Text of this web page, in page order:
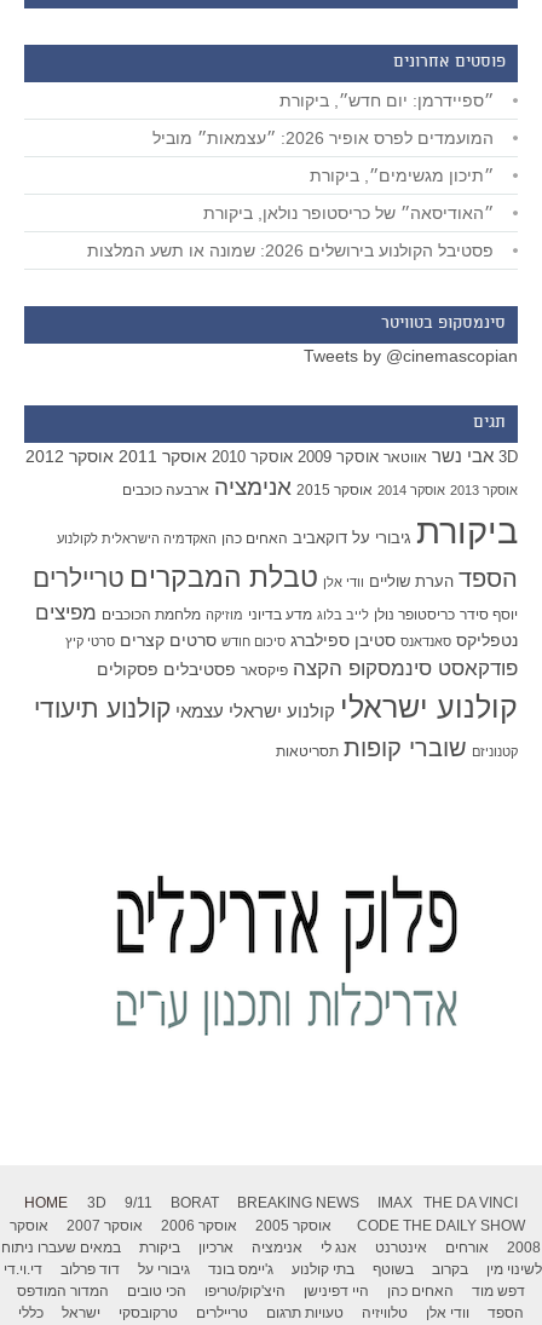
פוסטים אחרונים
״ספיידרמן: יום חדש״, ביקורת
המועמדים לפרס אופיר 2026: ״עצמאות״ מוביל
״תיכון מגשימים״, ביקורת
״האודיסאה״ של כריסטופר נולאן, ביקורת
פסטיבל הקולנוע בירושלים 2026: שמונה או תשע המלצות
סינמסקופ בטוויטר
Tweets by @cinemascopian
תגים
3D אבי נשר אווטאר אוסקר 2009 אוסקר 2010 אוסקר 2011 אוסקר 2012
אוסקר 2013 אוסקר 2014 אוסקר 2015 אנימציה ארבעה כוכבים
ביקורת גיבורי על דוקאביב האחים כהן האקדמיה הישראלית לקולנוע
הספד הערת שוליים וודי אלן טבלת המבקרים טריילרים
יוסף סידר כריסטופר נולן לייב בלוג מדע בדיוני מוזיקה מלחמת הכוכבים מפיצים
נטפליקס סאנדאנס סטיבן ספילברג סיכום חודש סרטים קצרים סרטי קיץ
פודקאסט סינמסקופ הקצה פיקסאר פסטיבלים פסקולים
קולנוע ישראלי קולנוע ישראלי עצמאי קולנוע תיעודי
קטנוניזם שוברי קופות תסריטאות
HOME 3D 9/11 BORAT BREAKING NEWS IMAX
THE DA VINCI
CODE THE DAILY SHOW אוסקר 2005 אוסקר 2006 אוסקר 2007
אוסקר
2008
אורחים אינטרנט אנג לי אנימציה ארכיון ביקורת
במאים שעברו ניתוח
לשינוי מין
בקרוב בשוטף בתי קולנוע ג'יימס בונד גיבורי על דוד פרלוב
די.וי.די
דפש מוד
האחים כהן היי דפינישן היצ'קוק/טריפו הכי טובים
המדור המודפס
הספד
וודי אלן טלוויזיה טעויות תרגום טריילרים טרקובסקי ישראל כללי